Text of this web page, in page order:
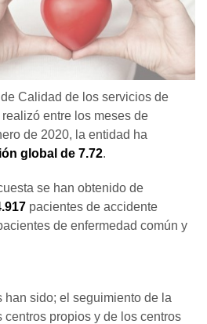
Calidad de los servicios de
entre los meses de
de 2020, la entidad ha
global de 7.72.
se han obtenido de
pacientes de accidente
de enfermedad común y
han sido; el seguimiento de la
propios y de los centros